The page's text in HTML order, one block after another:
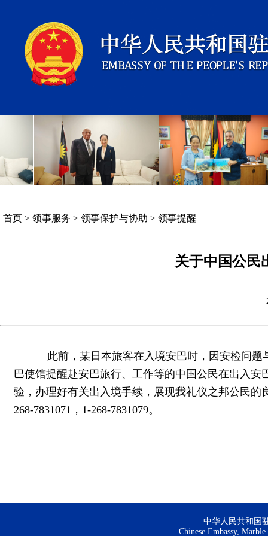
首页 > 领事服务 > 领事保护与协助 > 领事提醒
关于中国公民
此前，某日本旅客在入境安巴时，因安检问题
巴使馆提醒赴安巴旅行、工作等的中国公民在出入
验，办理好有关出入境手续，展现我礼仪之邦公民
268-7831071，1-268-7831079。
中华人民共和国
Chinese Embassy,